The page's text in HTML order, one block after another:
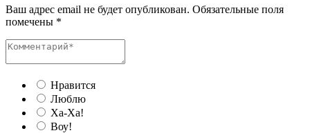
Ваш адрес email не будет опубликован. Обязательные поля
помечены *
Нравится
Люблю
Ха-Ха!
Воу!